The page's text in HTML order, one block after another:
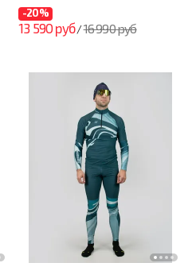
-20%
13 590 руб/16 990 руб